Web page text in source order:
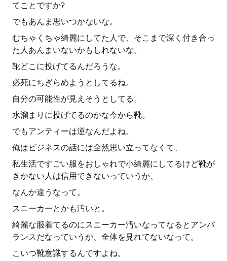
てことですか?
でもあんま思いつかないな。
むちゃくちゃ綺麗にしてた人で、そこまで深く付き合っ
た人あんまいないかもしれないな。
靴どこに投げてるんだろうな。
必死にちぎらめようとしてるね。
自分の可能性が見えそうとしてる。
水溜まりに投げてるのかな今から靴。
でもアンティーは逆なんだよね。
俺はビジネスの話には全然思い立ってなくて、
私生活ですごい服をおしゃれで小綺麗にしてるけど靴が
きかない人は信用できないっていうか、
なんか違うなって。
スニーカーとかも汚いと。
綺麗な服着てるのにスニーカー汚いなってなるとアンバ
ランスだなっていうか、全体を見れてないなって。
こいつ靴意識するんですよね。